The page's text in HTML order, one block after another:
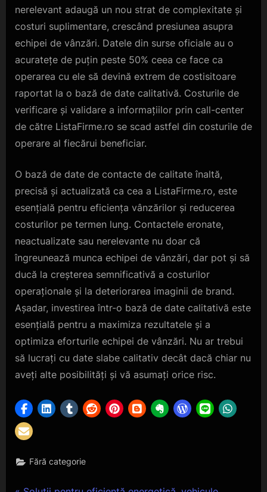
nerelevant adaugă un nou strat de complexitate și
costuri suplimentare, crescând presiunea asupra
echipei de vânzări. Datele din surse oficiale au o
acuratețe de puțin peste 50% ceea ce face ca
operarea cu ele să devină extrem de costisitoare
raportat la o bază de date calitativă. Costurile de
verificare și validare a informațiilor prin call-center
de către ListaFirme.ro se scad astfel din costurile de
operare al fiecărui beneficiar.
O bază de date de contacte de calitate înaltă,
precisă și actualizată ca cea a ListaFirme.ro, este
esențială pentru eficiența vânzărilor și reducerea
costurilor pe termen lung. Contactele eronate,
neactualizate sau nerelevante nu doar că
îngreunează munca echipei de vânzări, dar pot și să
ducă la creșterea semnificativă a costurilor
operaționale și la deteriorarea imaginii de brand.
Așadar, investirea într-o bază de date calitativă este
esențială pentru a maximiza rezultatele și a
optimiza eforturile echipei de vânzări. Nu ar trebui
să lucrați cu date slabe calitativ decât dacă chiar nu
aveți alte posibilități și vă asumați orice risc.
Fără categorie